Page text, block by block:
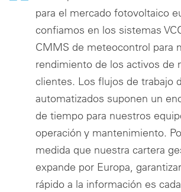
para el mercado fotovoltaico
confiamos en los sistemas
CMMS de meteocontrol para
rendimiento de los activos de
clientes. Los flujos de trabajo
automatizados suponen un
de tiempo para nuestros
operación y mantenimiento.
medida que nuestra cartera
expande por Europa,
rápido a la información es